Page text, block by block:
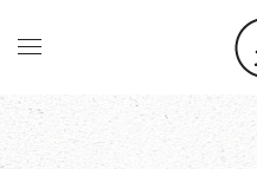
Skip to main content